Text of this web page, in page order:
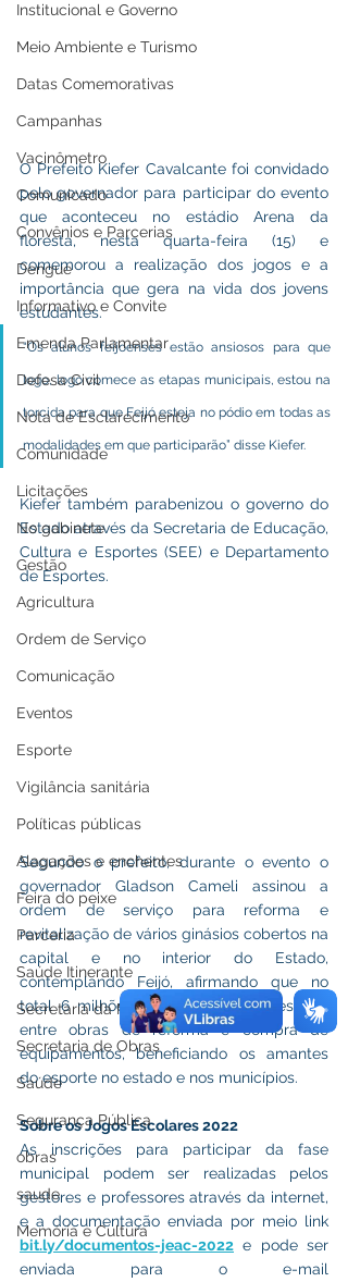
Institucional e Governo
Meio Ambiente e Turismo
Datas Comemorativas
Campanhas
Vacinômetro
Comunicado
Convênios e Parcerias
Dengue
Informativo e Convite
Emenda Parlamentar
Defesa Civil
Nota de Esclarecimento
Comunidade
Licitações
No gabinete
Gestão
Agricultura
Ordem de Serviço
Comunicação
Eventos
Esporte
Vigilância sanitária
Políticas públicas
Alagações e enchentes
Feira do peixe
Parceria
Saúde Itinerante
Secretaria da Mulher
Secretaria de Obras
Saúde
Segurança Pública
obras
saude
Memória e Cultura
O Prefeito Kiefer Cavalcante foi convidado
pelo governador para participar do evento
que aconteceu no estádio Arena da
floresta, nesta quarta-feira (15) e
comemorou a realização dos jogos e a
importância que gera na vida dos jovens
estudantes.
“Os alunos feijoenses estão ansiosos para que
logo, logo comece as etapas municipais, estou na
torcida para que Feijó esteja no pódio em todas as
modalidades em que participarão” disse Kiefer.
Kiefer também parabenizou o governo do
Estado através da Secretaria de Educação,
Cultura e Esportes (SEE) e Departamento
de Esportes.
Segundo o prefeito, durante o evento o
governador Gladson Cameli assinou a
ordem de serviço para reforma e
revitalização de vários ginásios cobertos na
capital e no interior do Estado,
contemplando Feijó, afirmando que no
total 6 milhões de reais serão investidos
entre obras de reforma e compra de
equipamentos, beneficiando os amantes
do esporte no estado e nos municípios.
Sobre os Jogos Escolares 2022
As inscrições para participar da fase
municipal podem ser realizadas pelos
gestores e professores através da internet,
bit.ly/documentos-jeac-2022 e pode ser